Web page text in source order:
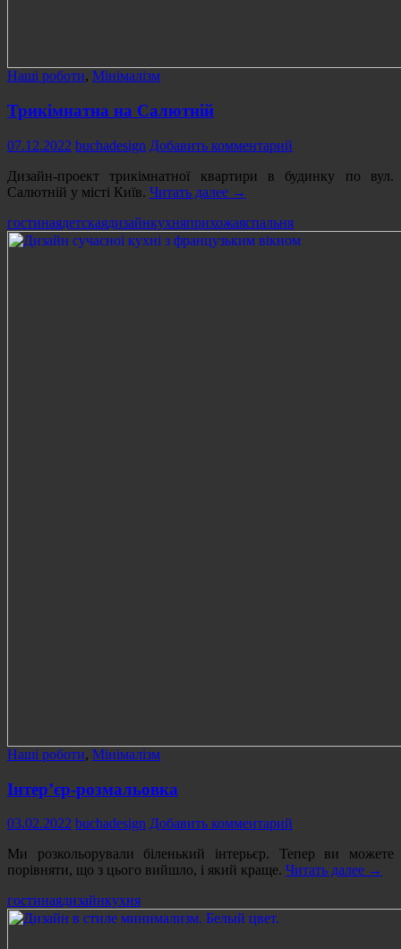
Наші роботи, Мінімалізм
Трикімнатна на Салютній
07.12.2022 buchadesign Добавить комментарий
Дизайн-проект трикімнатної квартири в будинку по вул.
Салютній у місті Київ. Читать далее Трикімнатна
Салютній
→
гостинаядетскаядизайнкухняприхожаяспальня
Наші роботи, Мінімалізм
Інтер’єр-розмальовка
03.02.2022 buchadesign Добавить комментарий
Ми розкольорували біленький інтерьєр. Тепер ви можете
порівняти, що з цього вийшло, і який краще. Читать далее →
гостинаядизайнкухня